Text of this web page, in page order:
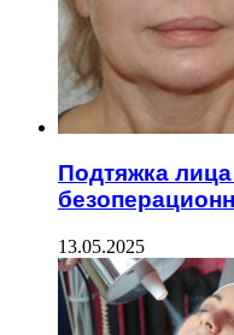
Подтяжка
13.05.2025